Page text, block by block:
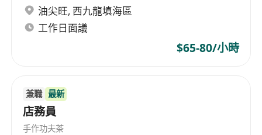
油尖旺, 西九龍填海區
工作日面議
$65-80/小時
兼職 最新
店務員
手作功夫茶